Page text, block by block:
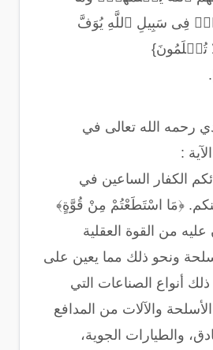
فِی سَبِیلِ ٱللَّهِ یُوَفَّ
تُظۡلَمُونَ}
رحمه الله تعالى في
:
الكفار الساعين في
‏﴿‏مَا اسْتَطَعْتُمْ مِنْ قُوَّةٍ‏﴾‏
من القوة العقلية
ونحو ذلك مما يعين على
أنواع الصناعات التي
والآلات من المدافع
والطيارات الجوية،